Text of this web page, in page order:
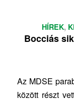
HÍREK,
Bocciás
Az MDSE
között részt